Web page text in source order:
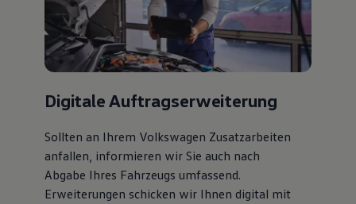
Digitale Auftragserweiterung
Sollten an Ihrem Volkswagen Zusatzarbeiten
anfallen, informieren wir Sie auch nach
Abgabe Ihres Fahrzeugs umfassend.
Erweiterungen schicken wir Ihnen digital mit